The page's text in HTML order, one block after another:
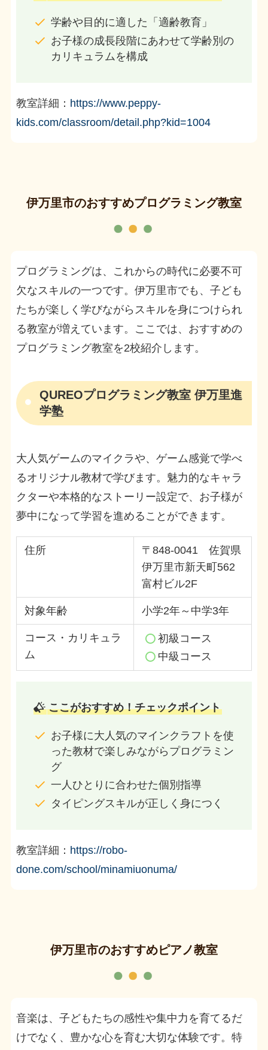
学齢や目的に適した「適齢教育」
お子様の成長段階にあわせて学齢別の
カリキュラムを構成
教室詳細： https://www.peppy-
kids.com/classroom/detail.php?kid=1004
伊万里市のおすすめプログラミング教室
プログラミングは、これからの時代に必要不可
欠なスキルの一つです。伊万里市でも、子ども
たちが楽しく学びながらスキルを身につけられ
る教室が増えています。ここでは、おすすめの
プログラミング教室を2校紹介します。
QUREOプログラミング教室 伊万里進
学塾
大人気ゲームのマイクラや、ゲーム感覚で学べ
るオリジナル教材で学びます。魅力的なキャラ
クターや本格的なストーリー設定で、お子様が
夢中になって学習を進めることができます。
住所
〒848-0041 佐賀県
伊万里市新天町562
富村ビル2F
対象年齢 小学2年～中学3年
コース・カリキュラ
ム
初級コース
中級コース
ここがおすすめ！チェックポイント
お子様に大人気のマインクラフトを使
った教材で楽しみながらプログラミン
グ
一人ひとりに合わせた個別指導
タイピングスキルが正しく身につく
教室詳細： https://robo-
done.com/school/minamiuonuma/
伊万里市のおすすめピアノ教室
音楽は、子どもたちの感性や集中力を育てるだ
けでなく、豊かな心を育む大切な体験です。特